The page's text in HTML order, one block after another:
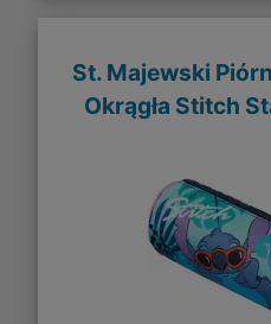
St. Majewski
Okrągła Stitch